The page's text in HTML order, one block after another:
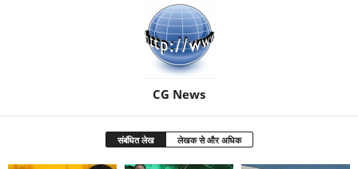
CG News
संबंधित लेख लेखक से और अधिक